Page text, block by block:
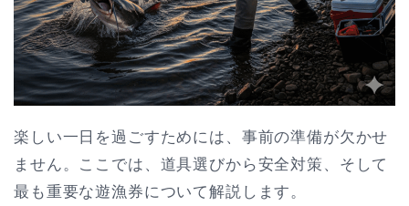
楽しい一日を過ごすためには、事前の準備が欠かせ
ません。ここでは、道具選びから安全対策、そして
最も重要な遊漁券について解説します。